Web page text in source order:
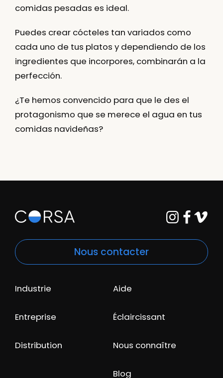
comidas pesadas es ideal.
Puedes crear cócteles tan variados como
cada uno de tus platos y dependiendo de los
ingredientes que incorpores, combinarán a la
perfección.
¿Te hemos convencido para que le des el
protagonismo que se merece el agua en tus
comidas navideñas?
Nous contacter
Industrie
Entreprise
Distribution
Aide
Éclaircissant
Nous connaître
Blog